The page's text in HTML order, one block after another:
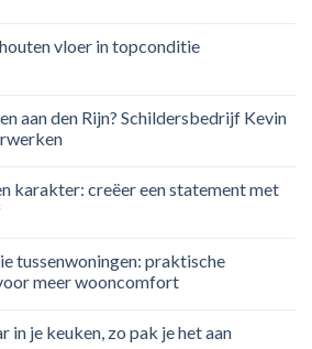
vloer in topconditie
aan den Rijn? Schildersbedrijf Kevin
karakter: creëer een statement met
tussenwoningen: praktische
meer wooncomfort
in je keuken, zo pak je het aan